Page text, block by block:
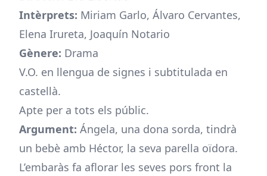
Intèrprets: Miriam Garlo, Álvaro Cervantes,
Elena Irureta, Joaquín Notario
Gènere: Drama
V.O. en llengua de signes i subtitulada en
castellà.
Apte per a tots els públic.
Argument: Ángela, una dona sorda, tindrà
un bebè amb Héctor, la seva parella oïdora.
L’embaràs fa aflorar les seves pors front la